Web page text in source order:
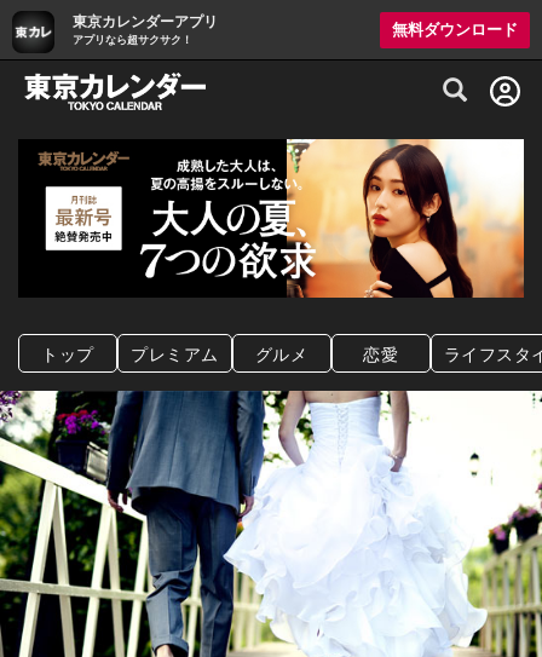
東京カレンダーアプリ
アプリなら超サクサク！
無料ダウンロード
グルメ情報・プレミアムレストラン予約
トップ プレミアム グルメ 恋愛 ライフスタ